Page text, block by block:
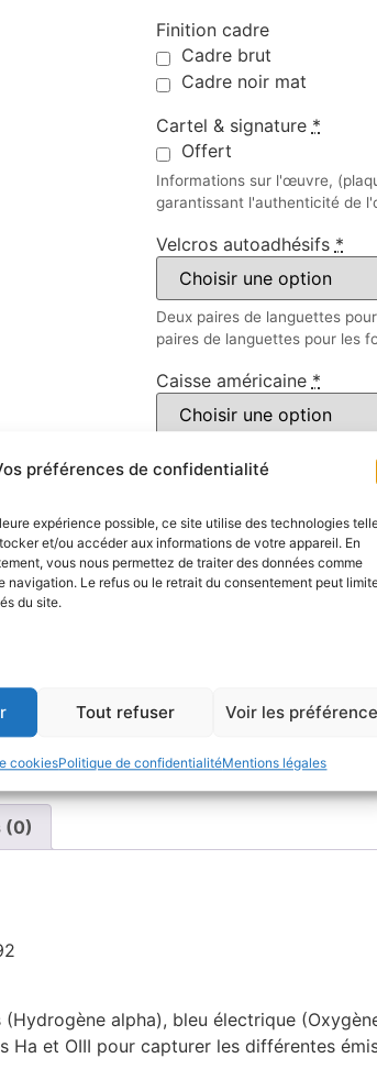
préférences de confidentialité
expérience possible, ce site utilise des technologies
et/ou accéder aux informations de votre appareil. En
vous nous permettez de traiter des données comme
navigation. Le refus ou le retrait du consentement peut
du site.
Tout refuser Voir les
cookiesPolitique de confidentialitéMentions légales
Finition cadre
Cadre brut
Cadre noir mat
Cartel & signature *
Offert
Informations sur l'œuvre,
garantissant l'authenticité de
Velcros autoadhésifs *
Deux paires de languettes
paires de languettes pour les
Caisse américaine *
Chaque encadré mesure 5cm
Le prix inclus les coûts pour
Les encadrements supérieurs
Catégories :
profond,nébuleuse
(0)
(Hydrogène alpha), bleu électrique
Ha et OIII pour capturer les différentes